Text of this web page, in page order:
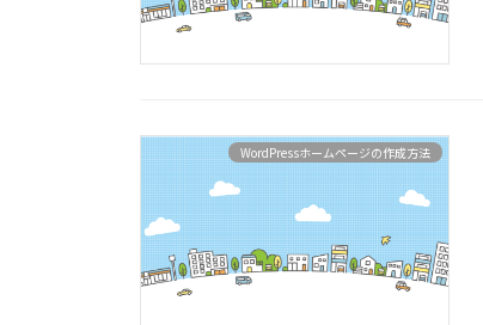
WordPressホームページの作成方法